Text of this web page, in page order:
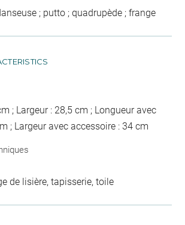
; putto ; quadrupède ; frange
; Largeur : 28,5 cm ; Longueur avec
; Largeur avec accessoire : 34 cm
de lisière, tapisserie, toile